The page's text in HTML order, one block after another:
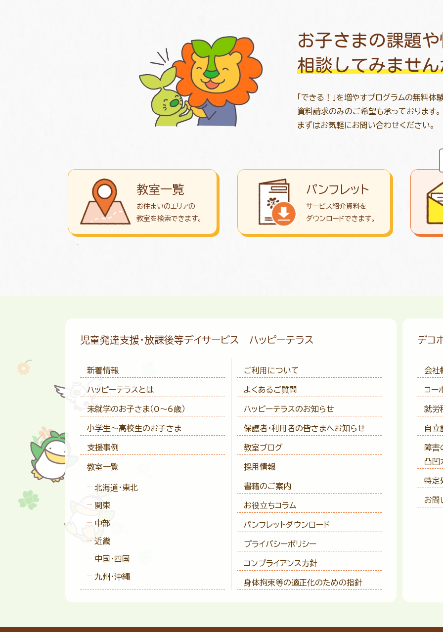
お子さまの課題
相談してみませ
「できる！」を増やすプログラムの無料体
資料請求のみのご希望も承っております。
まずはお気軽にお問い合わせください。
教室一覧
お住まいのエリアの
教室を検索できます。
パンフレット
サービス紹介資料を
ダウンロードできます。
児童発達支援・放課後等デイサービス ハッピーテラス
新着情報
ハッピーテラスとは
未就学のお子さま（0〜6歳）
小学生〜高校生のお子さま
支援事例
教室一覧
北海道・東北
関東
中部
近畿
中国・四国
九州・沖縄
ご利用について
よくあるご質問
ハッピーテラスのお知らせ
保護者・利用者の皆さまへお知らせ
教室ブログ
採用情報
書籍のご案内
お役立ちコラム
パンフレットダウンロード
プライバシーポリシー
コンプライアンス方針
身体拘束等の適正化のための指針
デコ
会社
コー
就労
自立
障害
凸凹
特定
お問